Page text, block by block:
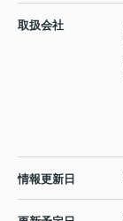
取扱会社
情報更新日